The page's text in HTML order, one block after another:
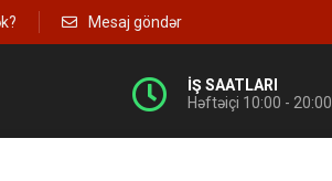
Mesaj göndər
İŞ SAATLARI
Həftəiçi 10:00 - 20:00